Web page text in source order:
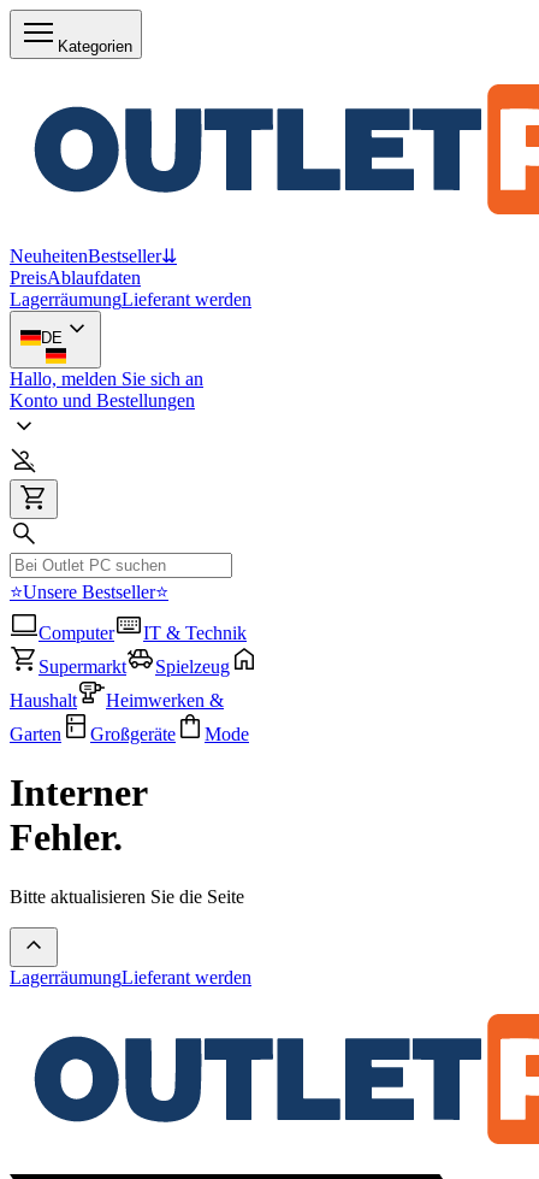
Kategorien
NeuheitenBestseller⇊
PreisAblaufdaten
LagerräumungLieferant werden
DE
Hallo, melden Sie sich an
Konto und Bestellungen
⭐Unsere Bestseller⭐
Computer
IT & Technik
Supermarkt
Spielzeug
Haushalt
Heimwerken &
Garten
Großgeräte Mode
Interner
Fehler.
Bitte aktualisieren Sie die Seite
LagerräumungLieferant werden